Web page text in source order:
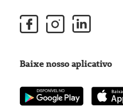
Baixe nosso aplicativo